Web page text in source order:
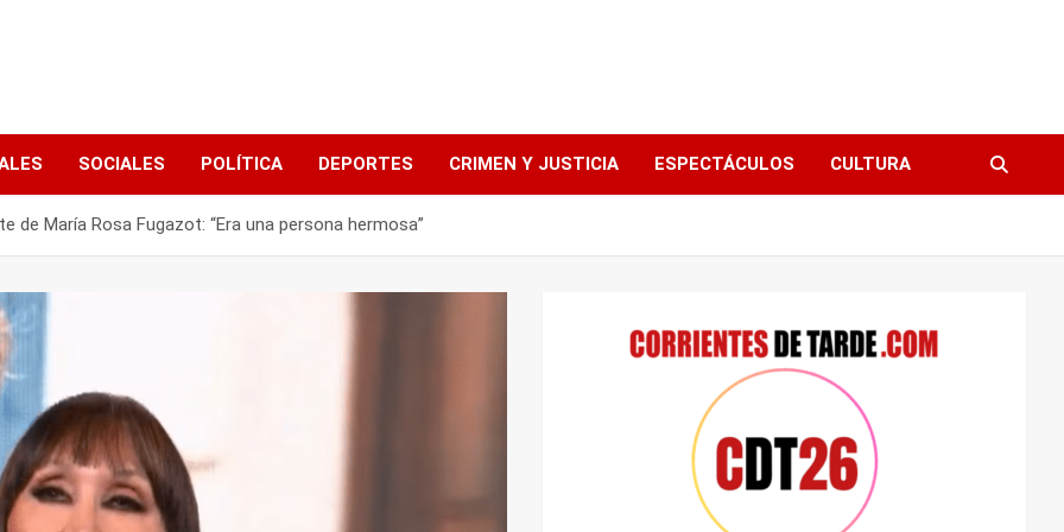
SOCIALES POLÍTICA DEPORTES CRIMEN Y JUSTICIA ESPECTÁCULOS CULTURA
de María Rosa Fugazot: “Era una persona hermosa”